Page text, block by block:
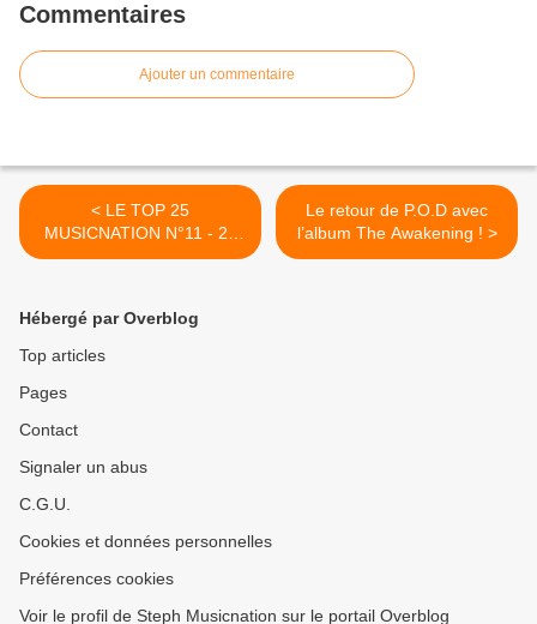
Commentaires
Ajouter un commentaire
< LE TOP 25
MUSICNATION N°11 - 23
AOÛT 2015
Le retour de P.O.D avec
l’album The Awakening ! >
Hébergé par Overblog
Top articles
Pages
Contact
Signaler un abus
C.G.U.
Cookies et données personnelles
Préférences cookies
Voir le profil de Steph Musicnation sur le portail Overblog